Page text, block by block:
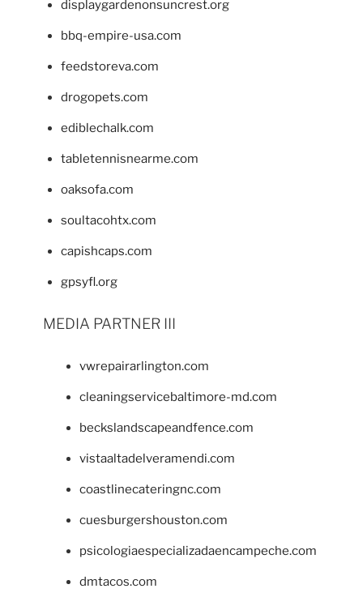
displaygardenonsuncrest.org
bbq-empire-usa.com
feedstoreva.com
drogopets.com
ediblechalk.com
tabletennisnearme.com
oaksofa.com
soultacohtx.com
capishcaps.com
gpsyfl.org
MEDIA PARTNER III
vwrepairarlington.com
cleaningservicebaltimore-md.com
beckslandscapeandfence.com
vistaaltadelveramendi.com
coastlinecateringnc.com
cuesburgershouston.com
psicologiaespecializadaencampeche.com
dmtacos.com